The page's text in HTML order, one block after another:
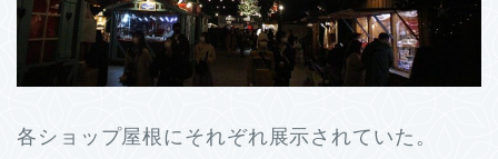
各ショップ屋根にそれぞれ展示されていた。